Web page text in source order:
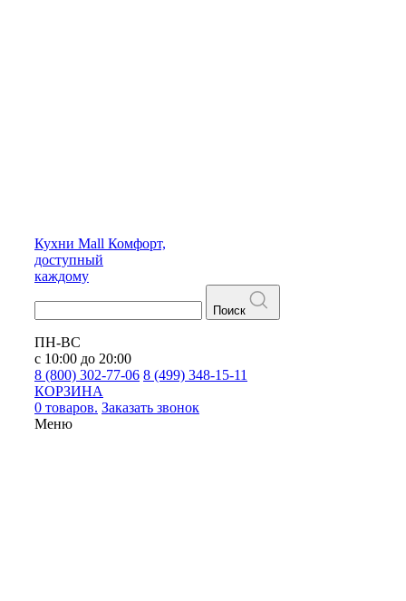
Кухни Mall Комфорт,
доступный
каждому
Поиск
ПН-ВС
с 10:00 до 20:00
8 (800) 302-77-06 8 (499) 348-15-11
КОРЗИНА
0 товаров. Заказать звонок
Меню